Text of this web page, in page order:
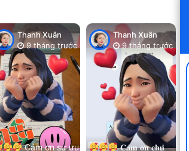
Thanh Xuân
9 tháng trước
Cảm ơn sự ưu
Thanh Xuân
9 tháng trước
𝐂𝐚̉𝐦 𝐨̛𝐧 𝐜𝐡𝐮̉